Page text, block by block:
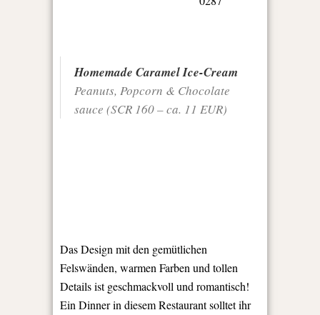
Homemade Caramel Ice-Cream
Peanuts, Popcorn & Chocolate
sauce (SCR 160 – ca. 11 EUR)
Das Design mit den gemütlichen
Felswänden, warmen Farben und tollen
Details ist geschmackvoll und romantisch!
Ein Dinner in diesem Restaurant solltet ihr